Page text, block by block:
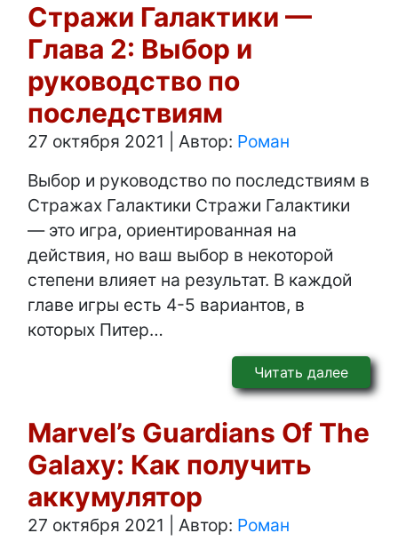
Стражи Галактики —
Глава 2: Выбор и
руководство по
последствиям
27 октября 2021 Автор: Роман
Выбор и руководство по последствиям в
Стражах Галактики Стражи Галактики
— это игра, ориентированная на
действия, но ваш выбор в некоторой
степени влияет на результат. В каждой
главе игры есть 4-5 вариантов, в
которых Питер…
Читать далее
Marvel’s Guardians Of The
Galaxy: Как получить
аккумулятор
27 октября 2021 Автор: Роман